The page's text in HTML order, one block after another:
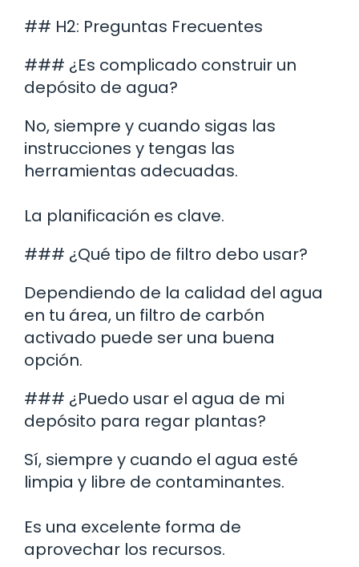
## H2: Preguntas Frecuentes
### ¿Es complicado construir un
depósito de agua?
No, siempre y cuando sigas las
instrucciones y tengas las
herramientas adecuadas.
La planificación es clave.
### ¿Qué tipo de filtro debo usar?
Dependiendo de la calidad del agua
en tu área, un filtro de carbón
activado puede ser una buena
opción.
### ¿Puedo usar el agua de mi
depósito para regar plantas?
Sí, siempre y cuando el agua esté
limpia y libre de contaminantes.
Es una excelente forma de
aprovechar los recursos.